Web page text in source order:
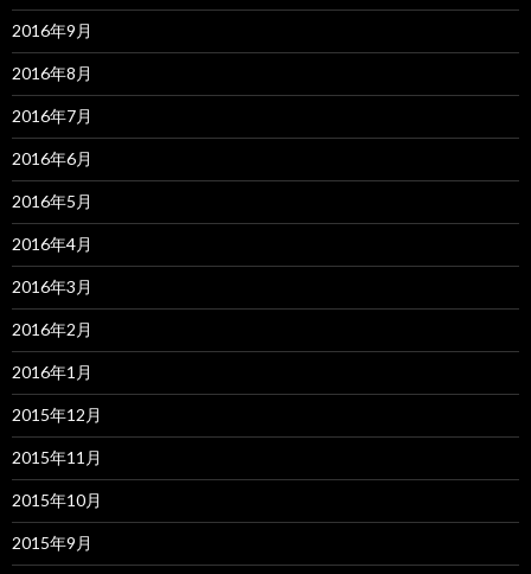
2016年9月
2016年8月
2016年7月
2016年6月
2016年5月
2016年4月
2016年3月
2016年2月
2016年1月
2015年12月
2015年11月
2015年10月
2015年9月